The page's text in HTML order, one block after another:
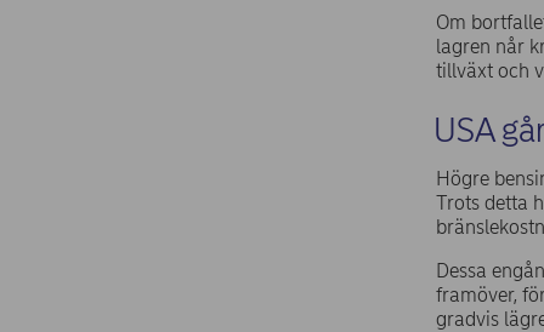
Om
lagren når
tillväxt och
USA
Högre
Trots detta
Dessa
framöver,
gradvis